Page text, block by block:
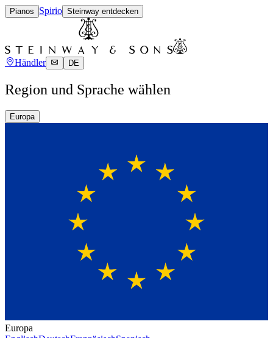
Pianos Spirio Steinway entdecken
Händler DE
Region und Sprache wählen
Europa
Europa